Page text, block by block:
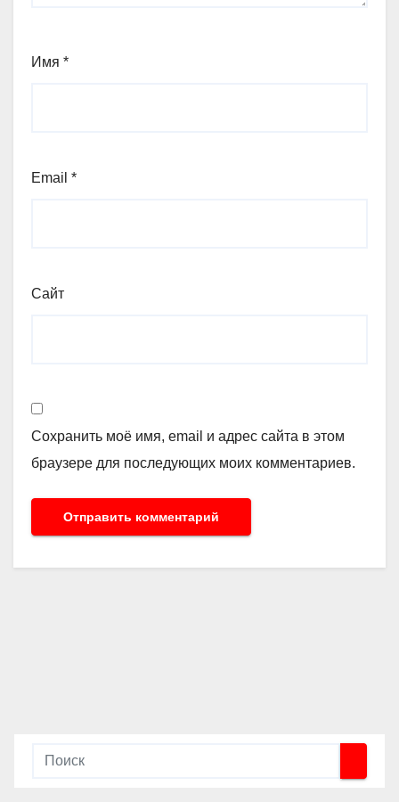
Имя *
Email *
Сайт
Сохранить моё имя, email и адрес сайта в этом
браузере для последующих моих комментариев.